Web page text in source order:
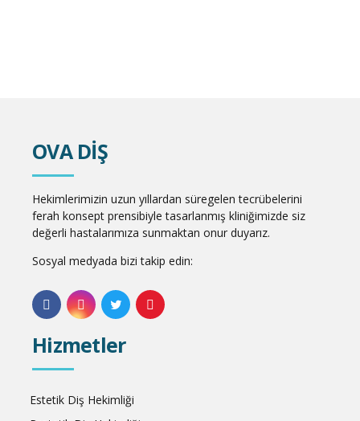
OVA DİŞ
Hekimlerimizin uzun yıllardan süregelen tecrübelerini
ferah konsept prensibiyle tasarlanmış kliniğimizde siz
değerli hastalarımıza sunmaktan onur duyarız.
Sosyal medyada bizi takip edin:
Hizmetler
Estetik Diş Hekimliği